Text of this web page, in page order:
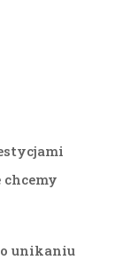
unikaniu